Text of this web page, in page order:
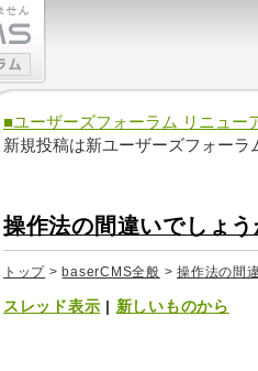
■ユーザーズフォーラム リニュー
新規投稿は新ユーザーズフォーラ
操作法の間違いでしょ
トップ > baserCMS全般 >操作法の間
スレッド表示 | 新しいものから